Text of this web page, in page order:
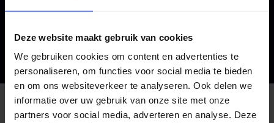
Deze website maakt gebruik van cookies
We gebruiken cookies om content en advertenties te
personaliseren, om functies voor social media te bieden
en om ons websiteverkeer te analyseren. Ook delen we
informatie over uw gebruik van onze site met onze
partners voor social media, adverteren en analyse. Deze
bijbaan, of klus? Gebruik dan onderstaand
formulier!
Aan­meld­for­mu­lier samen­werken met HKU